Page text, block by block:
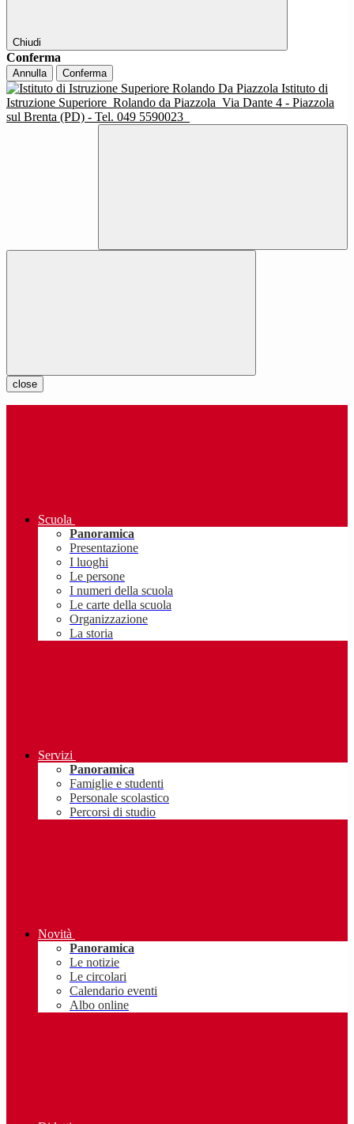
Chiudi
Conferma
Annulla Conferma
Istituto di
Istruzione Superiore Rolando da Piazzola Via Dante 4 - Piazzola
sul Brenta (PD) - Tel. 049 5590023
close
Scuola
Panoramica
Presentazione
I luoghi
Le persone
I numeri della scuola
Le carte della scuola
Organizzazione
La storia
Servizi
Panoramica
Famiglie e studenti
Personale scolastico
Percorsi di studio
Novità
Panoramica
Le notizie
Le circolari
Calendario eventi
Albo online